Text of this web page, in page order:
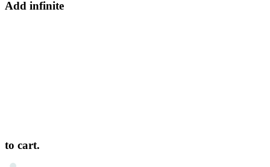
Add infinite
to cart.